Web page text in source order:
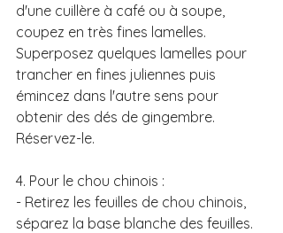
d'une cuillère à café ou à soupe,
coupez en très fines lamelles.
Superposez quelques lamelles pour
trancher en fines juliennes puis
émincez dans l'autre sens pour
obtenir des dés de gingembre.
Réservez-le.
4. Pour le chou chinois :
- Retirez les feuilles de chou chinois,
séparez la base blanche des feuilles.